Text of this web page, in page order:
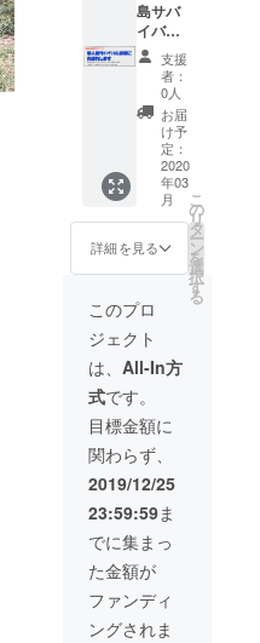
は選べ
ませ
ん。
ピー
（任
意）
例）お
口の恋
人 ロ◯
考欄に
記載希
望の名
前、
キャッ
チコ
ピーを
ご入力
くださ
い。
キャッ
チコ
ピーは
任意で
す。 ※
記載す
る動画
は選べ
ませ
ん。
ション
で紹介
しま
す。 表
示：動
画10本
名前：
本名、
ニック
ネー
ム、商
標なん
でも
OK（犯
罪、ア
ダルト
関連
ワード
NG）
+キャッ
チコ
ピー
（任
意）
例）お
口の恋
人 ロ◯
テ ※備
考欄に
記載希
望の名
前、
キャッ
島サバ
イバル
体験に
お連れ
しま
す】 サ
バイバ
ルイン
ストラ
クター
である
kanam
oが同行
し、無
人島サ
バイバ
ルの体
験を特
別価格
にて実
施しま
す。 ナ
イフ・
タープ
等、必
要なア
イテム
は全て
こちら
で用意
するの
で、手
ぶらで
支援
者：
0人
お届
け予
定：
2020
年03
月
詳細を見る
こ
の
リ
タ
ー
ン
を
選
択
す
る
このプロ
ジェクト
は、 All-In方
式です。
目標金額に
関わらず、
2019/12/25
23:59:59ま
でに集まっ
た金額が
ファンディ
ングされま